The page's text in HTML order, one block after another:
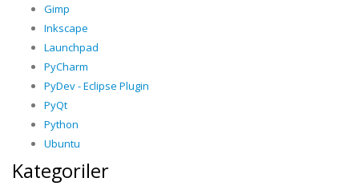
Gimp
Inkscape
Launchpad
PyCharm
PyDev - Eclipse Plugin
PyQt
Python
Ubuntu
Kategoriler